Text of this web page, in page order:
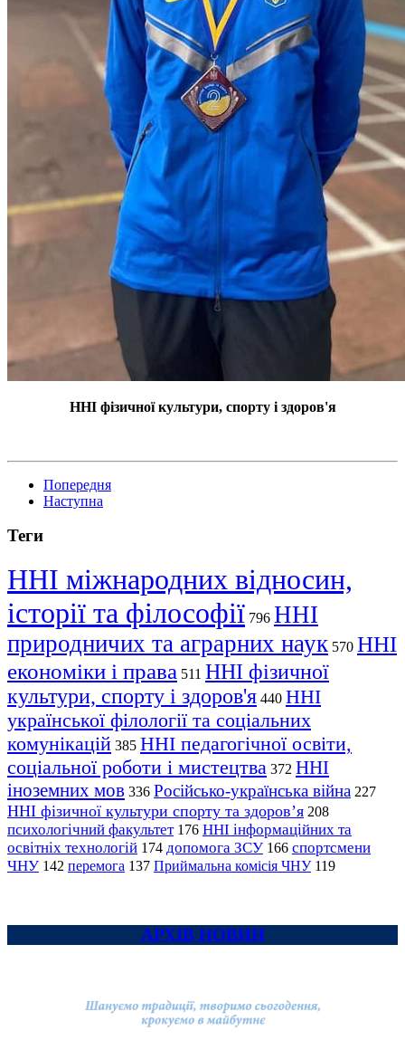
ННІ фізичної культури, спорту і здоров'я
Попередня
Наступна
Теги
ННІ міжнародних відносин,
історії та філософії 796 ННІ
природничих та аграрних наук 570 ННІ
економіки і права 511 ННІ фізичної
культури, спорту і здоров'я 440 ННІ
української філології та соціальних
комунікацій 385 ННІ педагогічної освіти,
соціальної роботи і мистецтва 372 ННІ
іноземних мов 336 Російсько-українська війна 227
ННІ фізичної культури спорту та здоров’я 208
психологічний факультет 176 ННІ інформаційних та
освітніх технологій 174 допомога ЗСУ 166 спортсмени
ЧНУ 142 перемога 137 Приймальна комісія ЧНУ 119
АРХІВ НОВИН